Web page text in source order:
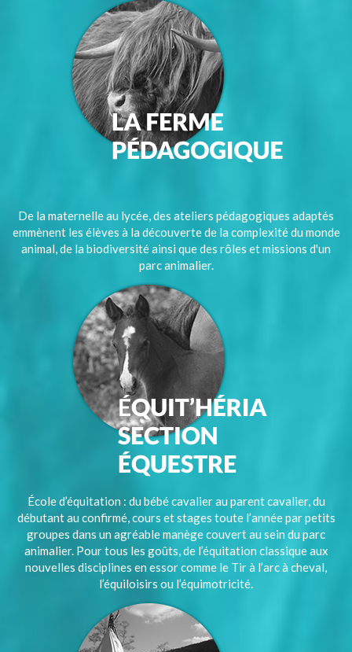
De la maternelle au lycée, des ateliers pédagogiques adaptés
emmènent les élèves à la découverte de la complexité du monde
animal, de la biodiversité ainsi que des rôles et missions d'un
parc animalier.
École d’équitation : du bébé cavalier au parent cavalier, du
débutant au confirmé, cours et stages toute l’année par petits
groupes dans un agréable manège couvert au sein du parc
animalier. Pour tous les goûts, de l’équitation classique aux
nouvelles disciplines en essor comme le Tir à l’arc à cheval,
l’équiloisirs ou l’équimotricité.